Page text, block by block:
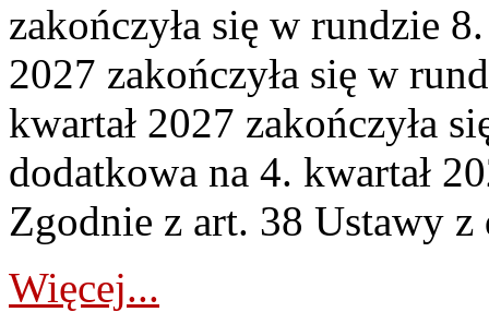
zakończyła się w rundzie
2027 zakończyła się w
kwartał 2027 zakończyła
dodatkowa na 4. kwartał
Zgodnie z art. 38 Ustawy
Więcej...